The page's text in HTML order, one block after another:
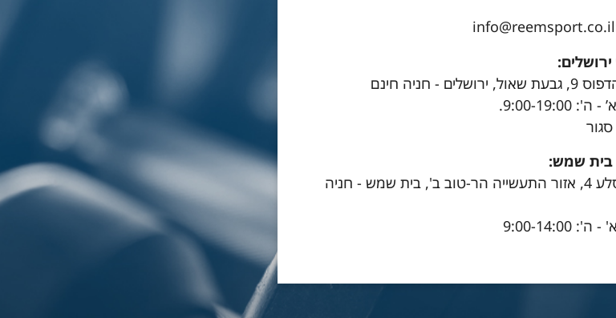
info@reemsport.co.il
ירושלים - חניה חינם
9:00-19:00.
סגור
בית שמש:
רח' סלע 4, אזור התעשייה הר-טוב ב', בית שמש - חניה
9:00-14:00